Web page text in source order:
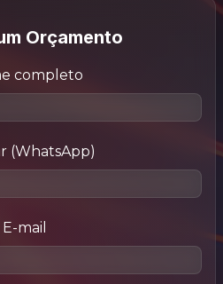
Orçamento
completo
(WhatsApp)
E-mail